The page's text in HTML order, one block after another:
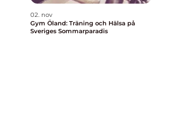
02. nov
Gym Öland: Träning och Hälsa på
Sveriges Sommarparadis